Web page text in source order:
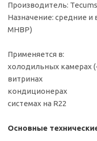
Производитель:
Назначение: средние
MHBP)
Применяется в:
холодильных камерах
витринах
кондиционерах
системах на R22
Основные